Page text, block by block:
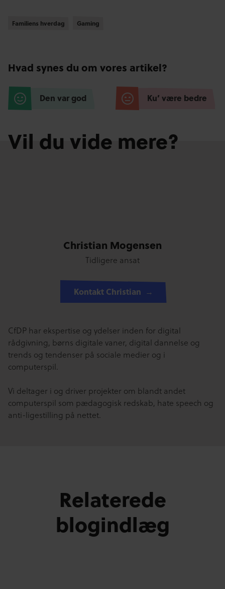
Familiens hverdag
Familiens hverdag Gaming
Gaming
Hvad synes du om vores artikel?
Den var god Ku’ være bedre
Vil du vide mere?
Christian Mogensen
Tidligere ansat
Kontakt Christian
CfDP har ekspertise og ydelser inden for digital
rådgivning, børns digitale vaner, digital dannelse og
trends og tendenser på sociale medier og i
computerspil.
Vi deltager i og driver projekter om blandt andet
computerspil som pædagogisk redskab, hate speech og
anti-ligestilling på nettet.
Relaterede
blogindlæg